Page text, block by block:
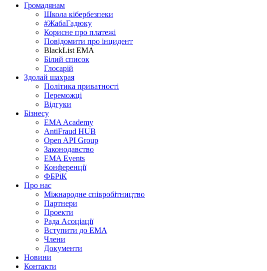
Громадянам
Школа кібербезпеки
#ЖабаГадюку
Корисне про платежі
Повідомити про інцидент
BlackList EMA
Білий список
Глосарій
Здолай шахрая
Політика приватності
Переможцi
Відгуки
Бізнесу
EMA Academy
AntiFraud HUB
Open API Group
Законодавство
EMA Events
Конференції
ФБРіК
Про нас
Міжнародне співробітництво
Партнери
Проекти
Рада Асоціації
Вступити до ЕМА
Члени
Документи
Новини
Контакти